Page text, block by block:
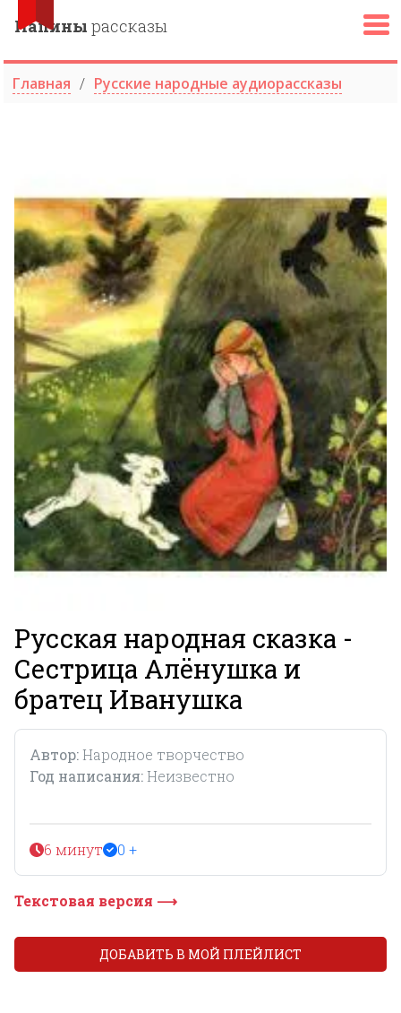
Папины рассказы
Главная Русские народные аудиорассказы
Русская народная сказка -
Сестрица Алёнушка и
братец Иванушка
Автор:Народное творчество
Год написания:Неизвестно
6 минут 0 +
Текстовая версия ⟶
ДОБАВИТЬ В МОЙ ПЛЕЙЛИСТ